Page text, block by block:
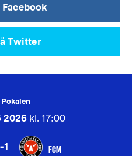
Facebook
Twitter
2026kl. 17:00
FCM